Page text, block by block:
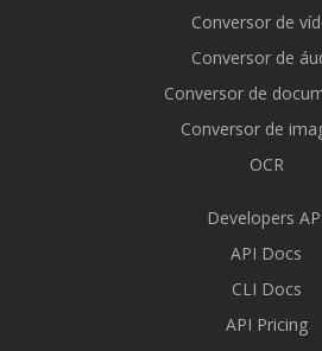
Conversor de
Conversor de
Conversor de
Conversor de
OCR
Developers
API Docs
CLI Docs
API Pricing